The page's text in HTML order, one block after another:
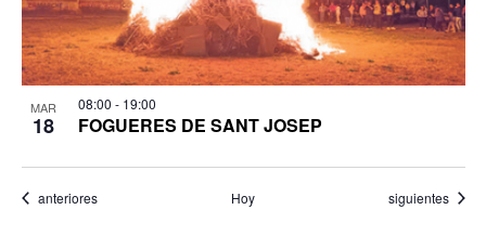
MAR
18 FOGUERES DE SANT JOSEP
08:00 - 19:00
Eventos
anteriores Hoy Eventos
siguientes